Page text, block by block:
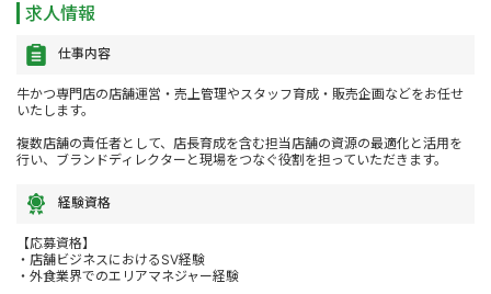
求人情報
仕事内容
牛かつ専門店の店舗運営・売上管理やスタッフ育成・販売企画などをお任せ
いたします。
複数店舗の責任者として、店長育成を含む担当店舗の資源の最適化と活用を
行い、ブランドディレクターと現場をつなぐ役割を担っていただきます。
経験資格
【応募資格】
・店舗ビジネスにおけるSV経験
・外食業界でのエリアマネジャー経験